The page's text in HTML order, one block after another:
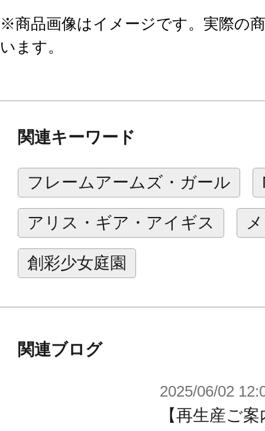
※商品画像はイメージです。実際の
います。
関連キーワード
フレームアームズ・ガール
アリス・ギア・アイギス
創彩少女庭園
関連ブログ
2025/06/02
【再生産ご